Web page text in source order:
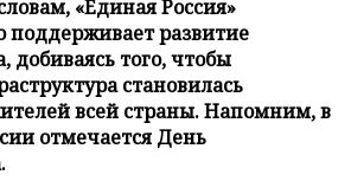
«Единая Россия»
поддерживает развитие
добиваясь того, чтобы
становилась
всей страны. Напомним, в
отмечается День